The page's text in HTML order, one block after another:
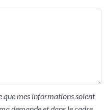
que mes informations soient